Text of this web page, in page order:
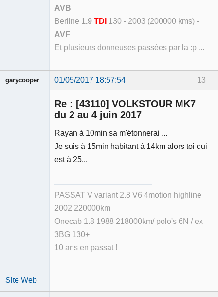
AVB
Berline 1.9 TDI 130 - 2003 (200000 kms) -
AVF
Et plusieurs donneuses passées par la :p ...
13
garycooper 01/05/2017 18:57:54
Re : [43110] VOLKSTOUR MK7
du 2 au 4 juin 2017
Rayan à 10min sa m'étonnerai ...
Je suis à 15min habitant à 14km alors toi qui
est à 25...
PASSAT V variant 2.8 V6 4motion highline
2002 220000km
Onecab 1.8 1988 218000km/ polo's 6N / ex
3BG 130+
10 ans en passat !
Site Web